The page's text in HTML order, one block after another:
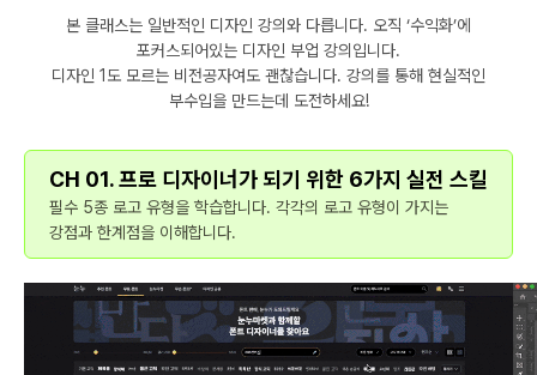
본 클래스는 일반적인 디자인 강의와 다릅니다. 오직 ‘수익화’에
포커스되어있는 디자인 부업 강의입니다.
디자인 1도 모르는 비전공자여도 괜찮습니다. 강의를 통해 현실적인
부수입을 만드는데 도전하세요!
CH 01. 프로 디자이너가 되기 위한 6가지 실전 스킬
필수 5종 로고 유형을 학습합니다. 각각의 로고 유형이 가지는
강점과 한계점을 이해합니다.